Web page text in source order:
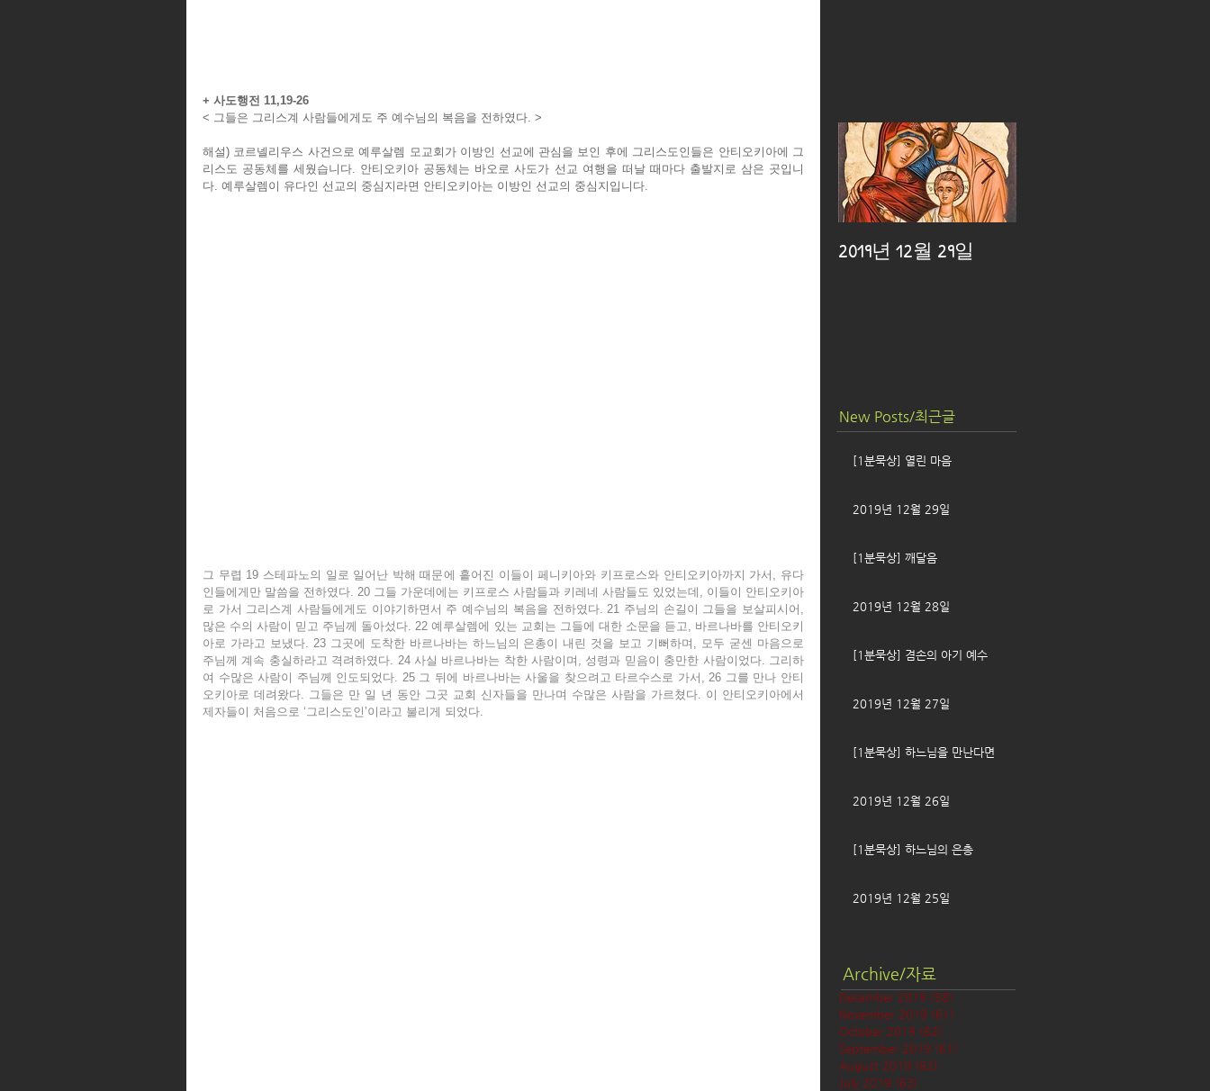
2019년 12월 29일
New Posts/최근글
[1분묵상] 열린 마음
2019년 12월 29일
[1분묵상] 깨달음
2019년 12월 28일
[1분묵상] 겸손의 아기 예수
2019년 12월 27일
[1분묵상] 하느님을 만난다면
2019년 12월 26일
[1분묵상] 하느님의 은총
2019년 12월 25일
Archive/자료
December 2019 (58)
November 2019 (61)
October 2019 (62)
September 2019 (61)
August 2019 (62)
July 2019 (63)
+ 사도행전 11,19-26
< 그들은 그리스계 사람들에게도 주 예수님의 복음을 전하였다. >
해설) 코르넬리우스 사건으로 예루살렘 모교회가 이방인 선교에 관심을 보인 후에 그리스도인들은 안티오키아에 그
리스도 공동체를 세웠습니다. 안티오키아 공동체는 바오로 사도가 선교 여행을 떠날 때마다 출발지로 삼은 곳입니
다. 예루살렘이 유다인 선교의 중심지라면 안티오키아는 이방인 선교의 중심지입니다.
그 무렵 19 스테파노의 일로 일어난 박해 때문에 흩어진 이들이 페니키아와 키프로스와 안티오키아까지 가서, 유다
인들에게만 말씀을 전하였다. 20 그들 가운데에는 키프로스 사람들과 키레네 사람들도 있었는데, 이들이 안티오키아
로 가서 그리스계 사람들에게도 이야기하면서 주 예수님의 복음을 전하였다. 21 주님의 손길이 그들을 보살피시어,
많은 수의 사람이 믿고 주님께 돌아섰다. 22 예루살렘에 있는 교회는 그들에 대한 소문을 듣고, 바르나바를 안티오키
아로 가라고 보냈다. 23 그곳에 도착한 바르나바는 하느님의 은총이 내린 것을 보고 기뻐하며, 모두 굳센 마음으로
주님께 계속 충실하라고 격려하였다. 24 사실 바르나바는 착한 사람이며, 성령과 믿음이 충만한 사람이었다. 그리하
여 수많은 사람이 주님께 인도되었다. 25 그 뒤에 바르나바는 사울을 찾으려고 타르수스로 가서, 26 그를 만나 안티
오키아로 데려왔다. 그들은 만 일 년 동안 그곳 교회 신자들을 만나며 수많은 사람을 가르쳤다. 이 안티오키아에서
제자들이 처음으로 ‘그리스도인’이라고 불리게 되었다.